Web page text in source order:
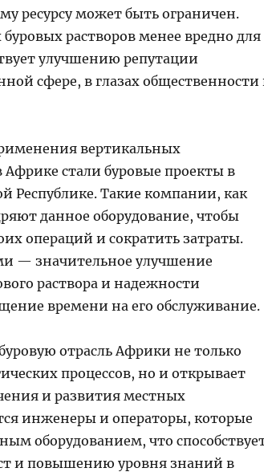
ресурсу может быть ограничен.
растворов менее вредно для
улучшению репутации
сфере, в глазах общественности
вертикальных
стали буровые проекты в
Такие компании, как
данное оборудование, чтобы
операций и сократить затраты.
— значительное улучшение
раствора и надежности
времени на его обслуживание.
отрасль Африки не только
процессов, но и открывает
и развития местных
инженеры и операторы, которые
оборудованием, что
и повышению уровня знаний в